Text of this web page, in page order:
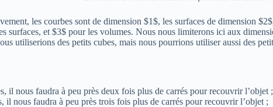
les courbes sont de dimension $1$, les surfaces de dimension
surfaces, et $3$ pour les volumes. Nous nous limiterons ici aux
utiliserions des petits cubes, mais nous pourrions utiliser aussi des
il nous faudra à peu près deux fois plus de carrés pour recouvrir l’objet ;
il nous faudra à peu près trois fois plus de carrés pour recouvrir l’objet ;